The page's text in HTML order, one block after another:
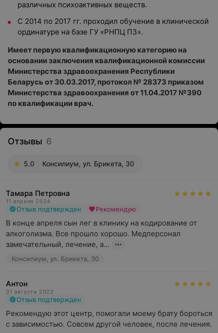
различных психоактивных веществ.
С 2014 по 2017 гг. проходил обучение в клинической
ординатуре на базе ГУ «РНПЦ ПЗ».
Имеет первую квалификационную категорию на
основании заключения квалификационной комиссии
Министерства здравоохранения Республики
Беларусь от 30.03.2017, протокол № 28373 приказом
Министерства здравоохранения от 11.04.2017 №390
по квалификации врач.
Отзывы 6
5.0 Консилиум, ул. Брикета, 30
Тамара Петровна
11 апреля 2024
Отзыв подтвержден Рекомендую
В конце апреля сын лег в клинику на кодирование от
алкоголизма. Все прошло хорошо. Медперсонал
замечательный, лечение, а...
Консилиум, ул. Брикета, 30
Антон
31 августа 2022
Отзыв подтвержден
Рекомендую этот центр, помогали моему брату бороться
с зависимостью. Совсем другой человек, после лечения.